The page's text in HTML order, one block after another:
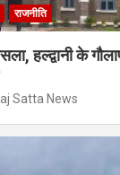
राजनीति
हल्द्वानी के
Satta News